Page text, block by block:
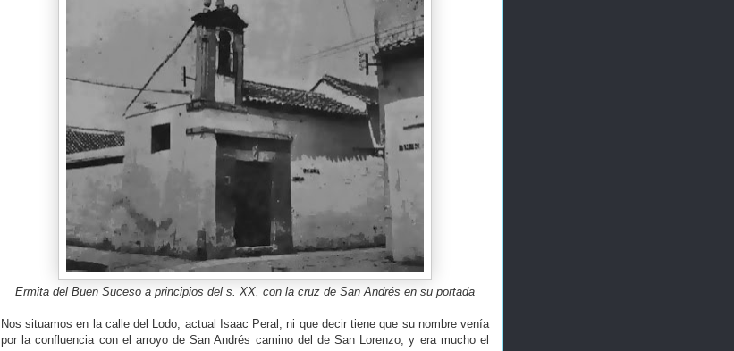
Ermita del Buen Suceso a principios del s. XX, con la cruz de San Andrés en su portada
Nos situamos en la calle del Lodo, actual Isaac Peral, ni que decir tiene que su nombre venía
por la confluencia con el arroyo de San Andrés camino del de San Lorenzo, y era mucho el